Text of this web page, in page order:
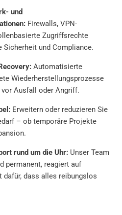
und
Firewalls, VPN-
Zugriffsrechte
Sicherheit und Compliance.
Automatisierte
Wiederherstellungsprozesse
Ausfall oder Angriff.
Erweitern oder reduzieren Sie
– ob temporäre Projekte
rund um die Uhr: Unser Team
permanent, reagiert auf
dafür, dass alles reibungslos